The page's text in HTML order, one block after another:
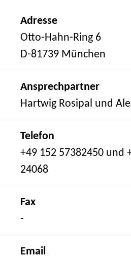
Adresse
Otto-Hahn-Ring 6
D-81739 München
Ansprechpartner
Hartwig Rosipal und
Telefon
+49 152 57382450 und
24068
Fax
-
Email